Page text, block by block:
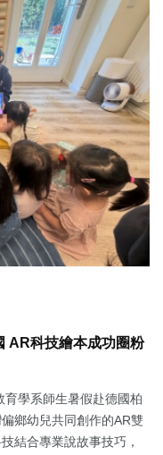
AR科技繪本成功圈粉
育學系師生暑假赴德國柏
鄉幼兒共同創作的AR雙
結合專業說故事技巧，